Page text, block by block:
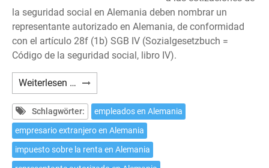
la seguridad social en Alemania deben nombrar un
representante autorizado en Alemania, de conformidad
con el artículo 28f (1b) SGB IV (Sozialgesetzbuch =
Código de la seguridad social, libro IV).
Weiterlesen … Seguridad
Social
alemana:
Representante
autorizado
en
Schlagwörter:
empleados en Alemania
empresario extranjero en Alemania
impuesto sobre la renta en Alemania